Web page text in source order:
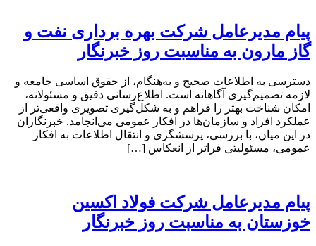
پیام مدیرعامل شرکت بهره برداری نفت و
گاز مارون به مناسبت روز خبرنگار
دسترسی به اطلاعات صحیح و به‌هنگام، از حقوق اساسی جامعه و
لازمه تصمیم‌گیری آگاهانه است. اطلاع‌رسانی دقیق و مسئولانه،
امکان شناخت بهتر را فراهم و به شکل‌گیری تصویری واقعی‌تر از
عملکرد افراد و سازمان‌ها در افکار عمومی می‌انجامد. خبرنگاران
در این میان، با بررسی، پرسشگری و انتقال اطلاعات به افکار
عمومی، مسئولیتی فراتر از انعکاس […]
پیام مدیرعامل شرکت فولاد اکسین
خوزستان به مناسبت روز خبرنگار